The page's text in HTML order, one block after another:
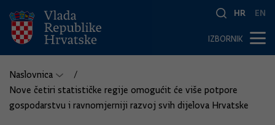
HR EN
IZBORNIK
Naslovnica
Nove četiri statističke regije omogućit će više potpore
gospodarstvu i ravnomjerniji razvoj svih dijelova Hrvatske